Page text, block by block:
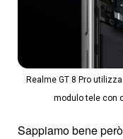
Realme GT 8 Pro
modulo tele con
Sappiamo bene